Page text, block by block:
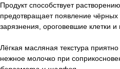
Продукт способствует
предотвращает появление чёрных
зарязнения, ороговевшие клетки и
Лёгкая масляная текстура
нежное молочко при